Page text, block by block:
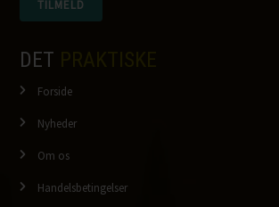
DET
Forside
Nyheder
Om os
Handelsbetingelser